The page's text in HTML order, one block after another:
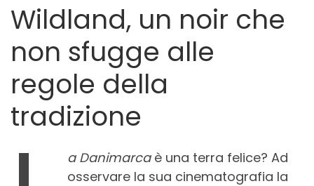
Wildland, un noir che
non sfugge alle
regole della
tradizione
a Danimarcaè una terra felice? Ad
osservare la sua cinematografia la